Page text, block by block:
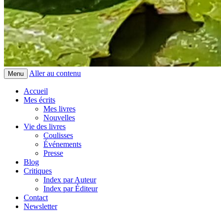
Menu Aller au contenu
Accueil
Mes écrits
Mes livres
Nouvelles
Vie des livres
Coulisses
Événements
Presse
Blog
Critiques
Index par Auteur
Index par Éditeur
Contact
Newsletter